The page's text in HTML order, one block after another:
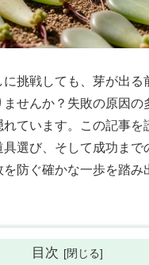
挑戦しても、芽が出る
ませんか？失敗の原因の
ています。この記事を
具選び、そして成功まで
防ぐ確かな一歩を踏み
目次